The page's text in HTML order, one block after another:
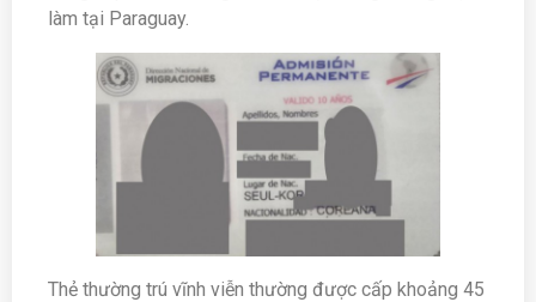
làm tại Paraguay.
Thẻ thường trú vĩnh viễn thường được cấp khoảng 45